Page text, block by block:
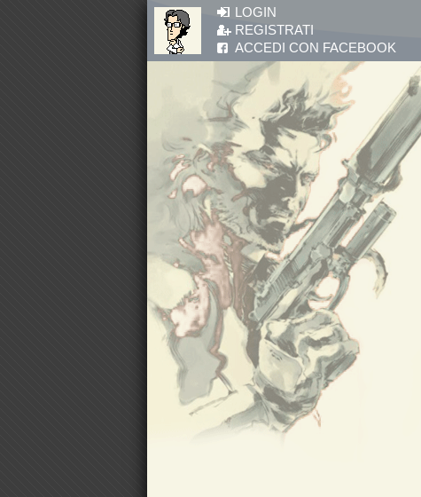
Salta al contenuto principale
LOGIN
REGISTRATI
ACCEDI CON FACEBOOK